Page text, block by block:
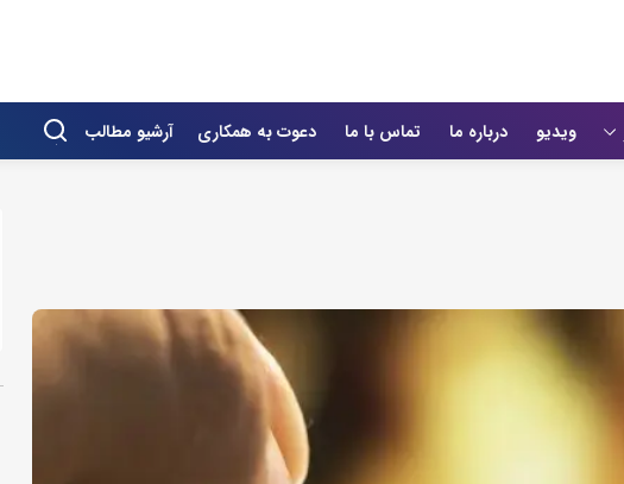
ویدیو درباره ما تماس با ما دعوت به همکاری آرشیو مطالب